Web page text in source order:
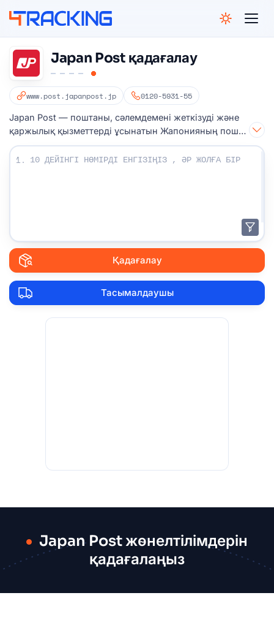
Japan Post қадағалау
www.post.japanpost.jp 0120-5931-55
Japan Post — поштаны, сәлемдемені жеткізуді және
қаржылық қызметтерді ұсынатын Жапонияның пошта
қызметі.
Бақылау нөмірлеріңізді енгізіңіз:
1.
Қадағалау
Тасымалдаушы
Japan Post жөнелтілімдерін
қадағалаңыз